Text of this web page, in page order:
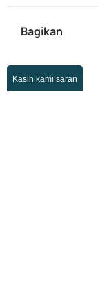
Kasih kami saran
Bagikan